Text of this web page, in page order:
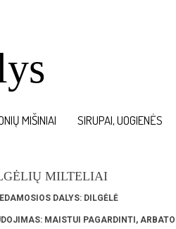
MIŠINIAI SIRUPAI, UOGIENĖS
MILTELIAI
DALYS:DILGĖLĖ
MAISTUI PAGARDINTI,